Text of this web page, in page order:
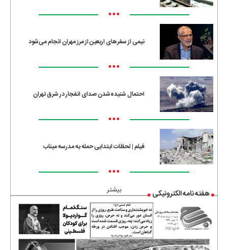
•••
نیمی از سفرهای اربعین از مرز مهران انجام می‌شود
•••
احتمال شنیده‌شدن صدای انفجار در شرق تهران
•••
فیلم | لحظات ابتدایی حمله به مدرسه میناب
•••
بیشتر هفته نامه الکترونیکی